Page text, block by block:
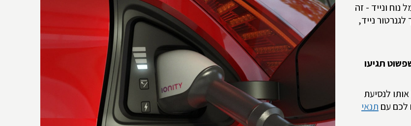
ונייד - זה
לגנרטור נייד,
תגיעו
לנסיעת
לכם עם תנאי